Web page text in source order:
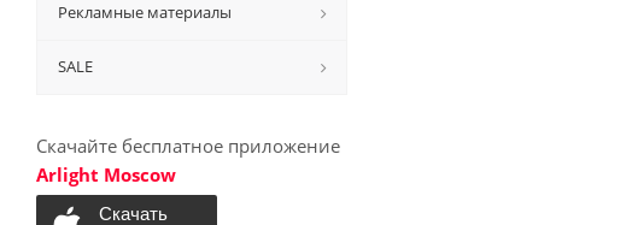
Рекламные материалы
SALE
Скачайте бесплатное приложение
Arlight Moscow